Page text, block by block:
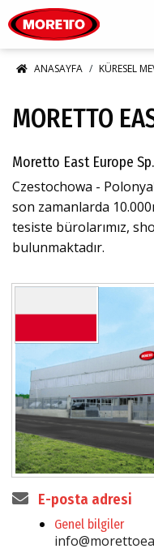
ANASAYFA KÜRESEL
MORETTO
Moretto East Europe
Czestochowa -
son zamanlarda
tesiste bürolarımız,
bulunmaktadır.
E-posta adresi
Genel bilgiler